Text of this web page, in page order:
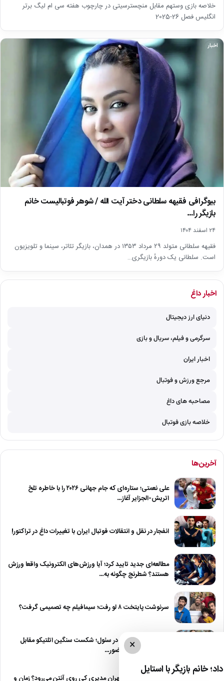
خلاصه بازی وستهم مقابل منچسترسیتی در چارچوب هفته سی ام لیگ برتر
انگلیس فصل 26-2025
اخبار
بیوگرافی فقیهه سلطانی دختر آیت الله / شوهر فوتبالیست خانم
بازیگر را…
۲۴ اسفند ۱۴۰۴
فقیهه سلطانی متولد ۲۹ مرداد ۱۳۵۳ در همدان، بازیگر تئاتر، سینما و تلویزیون
است. سلطانی یک دورهٔ بازیگری…
اخبار داغ
دنیای ارز دیجیتال
سرگرمی و فیلم، سریال و بازی
اخبار ایران
مرجع ورزش و فوتبال
مصاحبه های داغ
خلاصه بازی فوتبال
آخرین‌ها
علی نعمتی؛ ستاره‌ای که جام جهانی ۲۰۲۶ را با خاطره تلخ
اتریش-الجزایر آغاز…
انفجار در نقل و انتقالات فوتبال ایران با تغییرات داغ در تراکتور!
مطالعه‌ای جدید تایید کرد؛ آیا ورزش‌های الکترونیک واقعا ورزش
هستند؟ شطرنج چگونه به…
سرنوشت پایتخت ۸ لو رفت؛ سیمافیلم چه تصمیمی گرفت؟
مرموش با درخشش در سئول؛ شکست سنگین اتلتیکو مقابل
منچستر سیتی در حضور…
مرد سه هزار چهره مهران مدیری کی روی آنتن می‌رود؟ زمان و
×
خانم بازیگر با استایل